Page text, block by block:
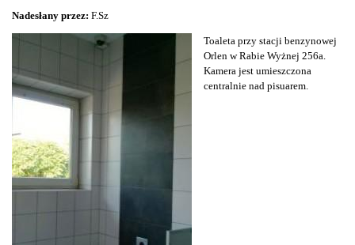
Nadesłany przez: F.Sz
Toaleta przy stacji benzynowej
Orlen w Rabie Wyżnej 256a.
Kamera jest umieszczona
centralnie nad pisuarem.